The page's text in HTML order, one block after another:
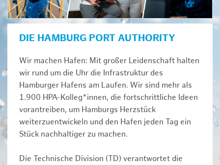
DIE HAMBURG PORT AUTHORITY
Wir machen Hafen: Mit großer Leidenschaft halten
wir rund um die Uhr die Infrastruktur des
Hamburger Hafens am Laufen. Wir sind mehr als
1.900 HPA-Kolleg*innen, die fortschrittliche Ideen
vorantreiben, um Hamburgs Herzstück
weiterzuentwickeln und den Hafen jeden Tag ein
Stück nachhaltiger zu machen.
Die Technische Division (TD) verantwortet die